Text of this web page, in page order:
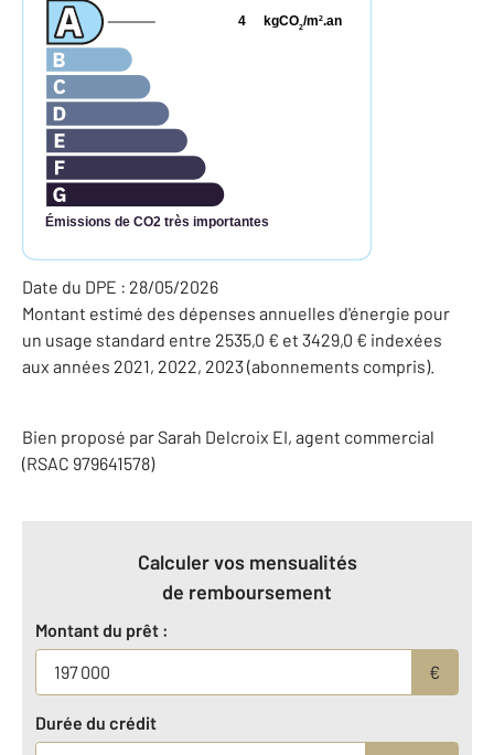
Émissions de CO2 très importantes
kgCO2/m2.an
4
Date du DPE : 28/05/2026
Montant estimé des dépenses annuelles d'énergie pour
un usage standard entre 2535,0 € et 3429,0 € indexées
aux années 2021, 2022, 2023 (abonnements compris).
Bien proposé parSarah Delcroix EI, agent commercial
(RSAC 979641578)
Calculer vos mensualités
de remboursement
Montant du prêt :
€
Durée du crédit